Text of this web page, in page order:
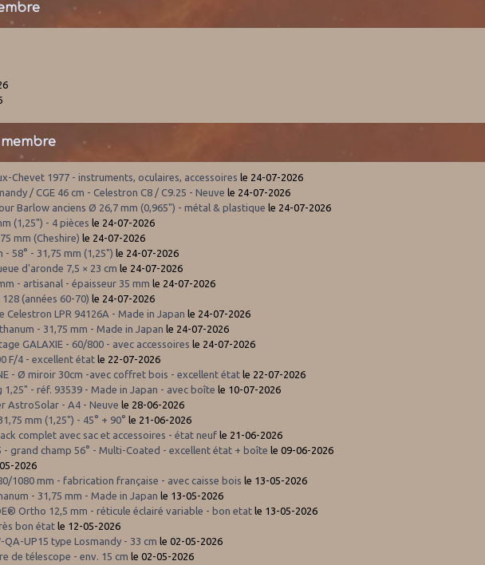
Chevet 1977 - instruments, oculaires, accessoires le 24-07-2026
/ CGE 46 cm - Celestron C8 / C9.25 - Neuve le 24-07-2026
Barlow anciens Ø 26,7 mm (0,965") - métal & plastique le 24-07-2026
(1,25") - 4 pièces le 24-07-2026
mm (Cheshire) le 24-07-2026
58° - 31,75 mm (1,25") le 24-07-2026
d'aronde 7,5 × 23 cm le 24-07-2026
- artisanal - épaisseur 35 mm le 24-07-2026
(années 60-70) le 24-07-2026
LPR 94126A - Made in Japan le 24-07-2026
- 31,75 mm - Made in Japan le 24-07-2026
GALAXIE - 60/800 - avec accessoires le 24-07-2026
F/4 - excellent état le 22-07-2026
- Ø miroir 30cm -avec coffret bois - excellent état le 22-07-2026
- réf. 93539 - Made in Japan - avec boîte le 10-07-2026
AstroSolar - A4 - Neuve le 28-06-2026
mm (1,25") - 45° + 90° le 21-06-2026
complet avec sac et accessoires - état neuf le 21-06-2026
- grand champ 56° - Multi-Coated - excellent état + boîte le 09-06-2026
2026
1080 mm - fabrication française - avec caisse bois le 13-05-2026
- 31,75 mm - Made in Japan le 13-05-2026
Ortho 12,5 mm - réticule éclairé variable - bon etat le 13-05-2026
bon état le 12-05-2026
QA-UP15 type Losmandy - 33 cm le 02-05-2026
de télescope - env. 15 cm le 02-05-2026